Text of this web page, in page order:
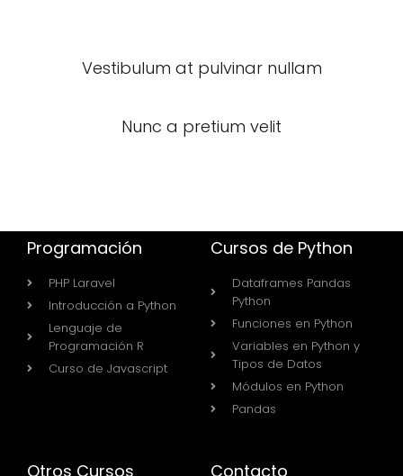
Vestibulum at pulvinar nullam
Nunc a pretium velit
Programación
PHP Laravel
Introducción a Python
Lenguaje de
Programación R
Curso de Javascript
Cursos de Python
Dataframes Pandas
Python
Funciones en Python
Variables en Python y
Tipos de Datos
Módulos en Python
Pandas
Otros Cursos Contacto